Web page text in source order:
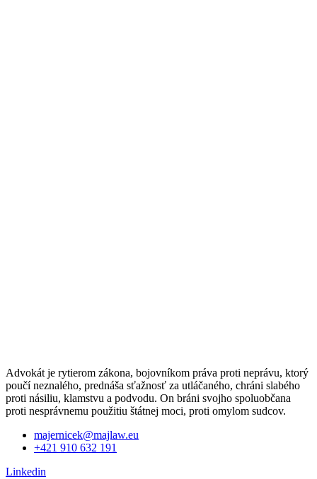
Advokát je rytierom zákona, bojovníkom práva proti neprávu, ktorý
poučí neznalého, prednáša sťažnosť za utláčaného, chráni slabého
proti násiliu, klamstvu a podvodu. On bráni svojho spoluobčana
proti nesprávnemu použitiu štátnej moci, proti omylom sudcov.
majernicek@majlaw.eu
+421 910 632 191
Linkedin